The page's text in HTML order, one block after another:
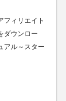
フィリエイト
ダウンロー
アル～スター